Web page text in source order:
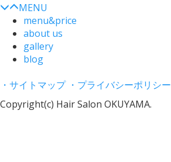
MENU
menu&price
about us
gallery
blog
・サイトマップ ・プライバシーポリシー
Copyright(c) Hair Salon OKUYAMA.